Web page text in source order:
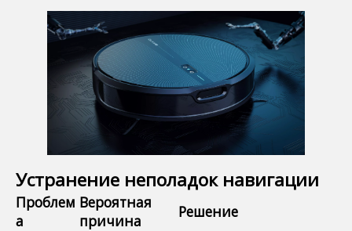
Устранение неполадок навигации
Проблем
а
Вероятная
причина
Решение